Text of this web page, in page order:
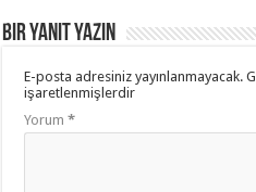
Bir yanıt yazın
E-posta adresiniz yayınlanmayacak.
işaretlenmişlerdir
Yorum*